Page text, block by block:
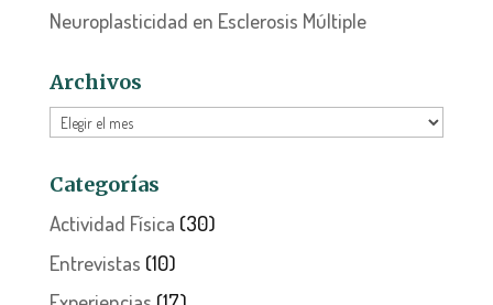
Neuroplasticidad en Esclerosis Múltiple
Archivos
Archivos
Categorías
Actividad Física (30)
Entrevistas (10)